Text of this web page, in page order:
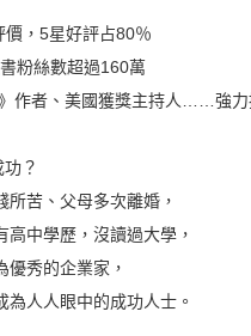
，5星好評占80％
粉絲數超過160萬
作者、美國獲獎主持人……強力
？
苦、父母多次離婚，
中學歷，沒讀過大學，
優秀的企業家，
人人眼中的成功人士。